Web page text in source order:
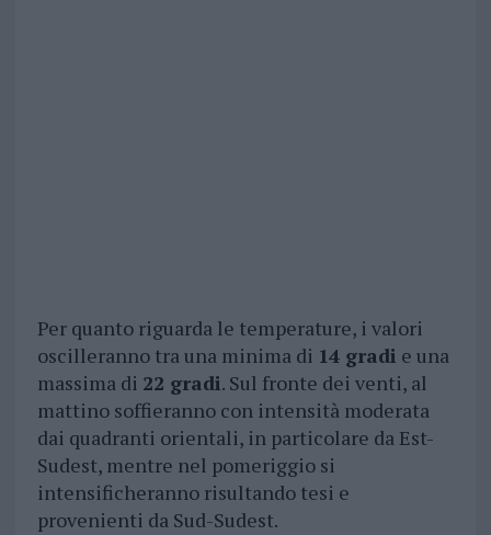
Per quanto riguarda le temperature, i valori
oscilleranno tra una minima di 14 gradi e una
massima di 22 gradi. Sul fronte dei venti, al
mattino soffieranno con intensità moderata
dai quadranti orientali, in particolare da Est-
Sudest, mentre nel pomeriggio si
intensificheranno risultando tesi e
provenienti da Sud-Sudest.